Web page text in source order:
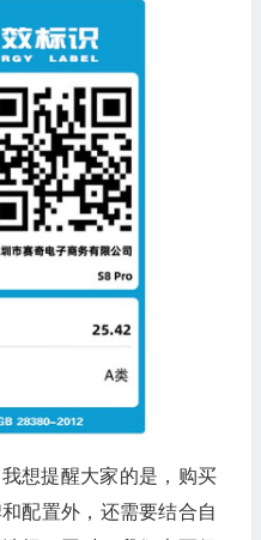
想提醒大家的是，购买
配置外，还需要结合自